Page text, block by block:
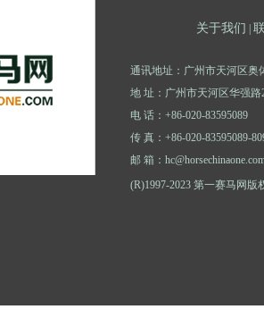
关于我们
通讯地址：广州市天河区奥
地 址：广州市天河区华强路
电 话：+86-020-83595089
传 真：+86-020-83595089-
邮 箱：
(R)1997-2023 第一赛马网版